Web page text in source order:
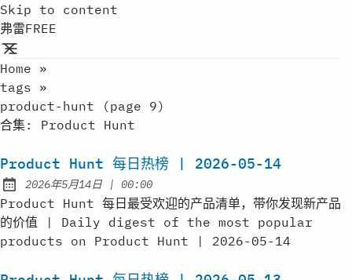
Skip to content
弗雷FREE
Home »
tags »
product-hunt (page 9)
合集: Product Hunt
Product Hunt 每日热榜 | 2026-05-14
Published:
2026年5月14日| at
00:00
Product Hunt 每日最受欢迎的产品清单，带你发现新产品
的价值 | Daily digest of the most popular
products on Product Hunt | 2026-05-14